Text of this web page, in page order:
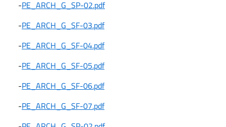
-PE_ARCH_G_SP-02.pdf
-PE_ARCH_G_SF-03.pdf
-PE_ARCH_G_SF-04.pdf
-PE_ARCH_G_SF-05.pdf
-PE_ARCH_G_SF-06.pdf
-PE_ARCH_G_SF-07.pdf